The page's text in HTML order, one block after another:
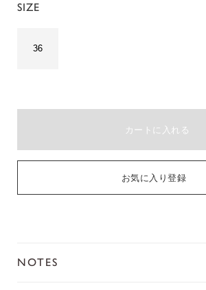
SIZE
36
カートに入れる
お気に入り登録
NOTES